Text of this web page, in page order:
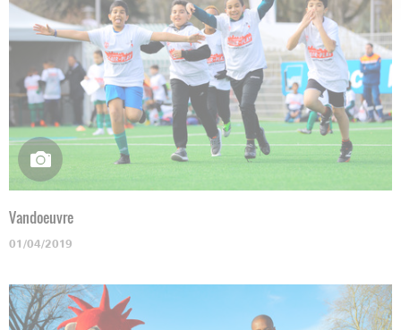
Vandoeuvre
01/04/2019